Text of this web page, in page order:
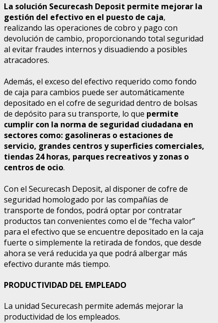
La solución Securecash Deposit permite mejorar la
gestión del efectivo en el puesto de caja,
realizando las operaciones de cobro y pago con
devolución de cambio, proporcionando total seguridad
al evitar fraudes internos y disuadiendo a posibles
atracadores.
Además, el exceso del efectivo requerido como fondo
de caja para cambios puede ser automáticamente
depositado en el cofre de seguridad dentro de bolsas
de depósito para su transporte, lo que permite
cumplir con la norma de seguridad ciudadana en
sectores como: gasolineras o estaciones de
servicio, grandes centros y superficies comerciales,
tiendas 24 horas, parques recreativos y zonas o
centros de ocio.
Con el Securecash Deposit, al disponer de cofre de
seguridad homologado por las compañías de
transporte de fondos, podrá optar por contratar
productos tan convenientes como el de “fecha valor”
para el efectivo que se encuentre depositado en la caja
fuerte o simplemente la retirada de fondos, que desde
ahora se verá reducida ya que podrá albergar más
efectivo durante más tiempo.
PRODUCTIVIDAD DEL EMPLEADO
La unidad Securecash permite además mejorar la
productividad de los empleados.